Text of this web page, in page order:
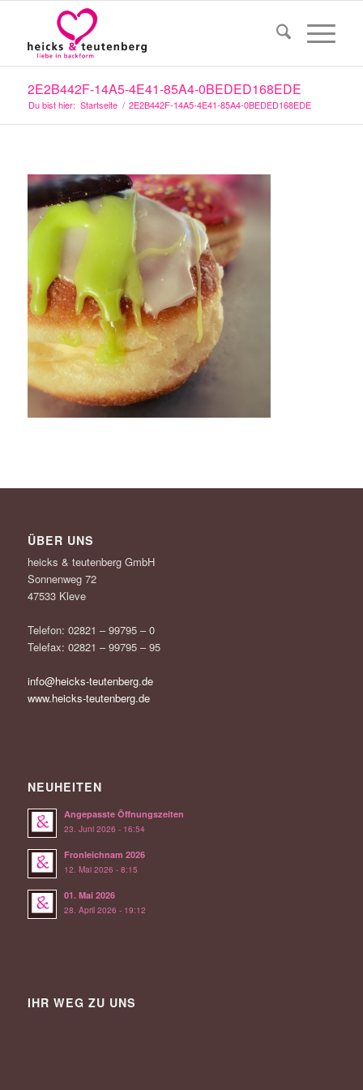
2E2B442F-14A5-4E41-85A4-0BEDED168EDE
Du bist hier: Startseite / 2E2B442F-14A5-4E41-85A4-0BEDED168EDE
ÜBER UNS
heicks & teutenberg GmbH
Sonnenweg 72
47533 Kleve
Telefon: 02821 – 99795 – 0
Telefax: 02821 – 99795 – 95
info@heicks-teutenberg.de
www.heicks-teutenberg.de
NEUHEITEN
Angepasste Öffnungszeiten
23. Juni 2026 - 16:54
Fronleichnam 2026
12. Mai 2026 - 8:15
01. Mai 2026
28. April 2026 - 19:12
IHR WEG ZU UNS